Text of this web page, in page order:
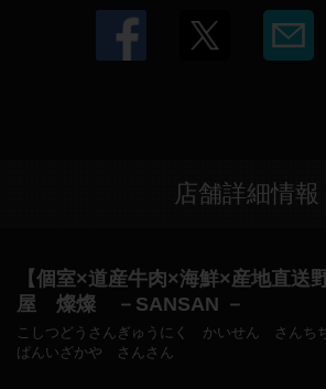
店舗詳細情報
【個室×道産牛肉×海鮮×産地直送
屋 燦燦 －SANSAN －
こしつどうさんぎゅうにく かいせん さんち
ぱんいざかや さんさん